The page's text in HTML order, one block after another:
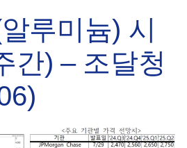
루미늄) 시
간) – 조달청